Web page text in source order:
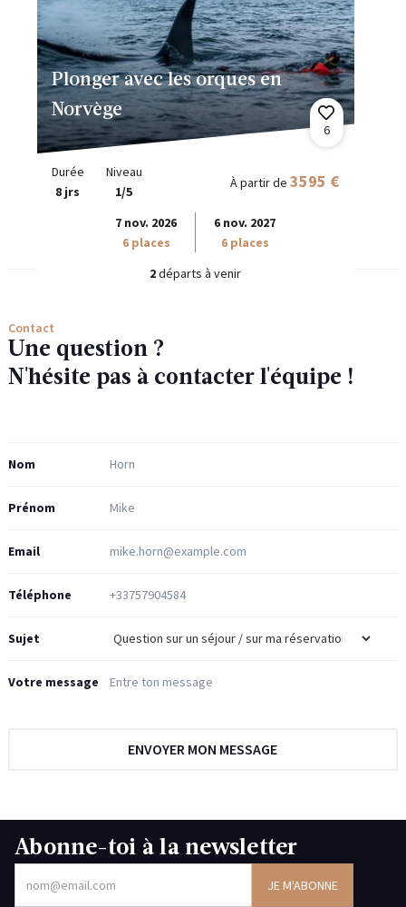
Plonger avec les orques en
Norvège
6
Durée
8 jrs
Niveau
1/5
À partir de 3595 €
7 nov. 2026
6 places
6 nov. 2027
6 places
2départs à venir
Contact
Une question ?
N'hésite pas à contacter l'équipe !
Nom
Prénom
Email
Téléphone
Sujet
Votre message
Abonne-toi à la newsletter